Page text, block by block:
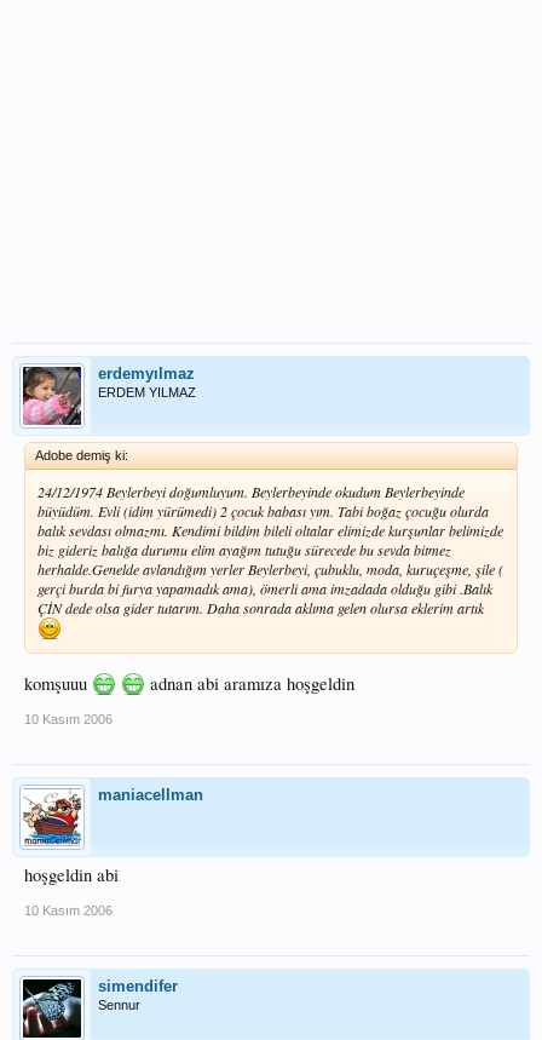
erdemyılmaz
ERDEM YILMAZ
Adobe demiş ki:
24/12/1974 Beylerbeyi doğumluyum. Beylerbeyinde okudum Beylerbeyinde
büyüdüm. Evli (idim yürümedi) 2 çocuk babası yım. Tabi boğaz çocuğu olurda
balık sevdası olmazmı. Kendimi bildim bileli oltalar elimizde kurşunlar belimizde
biz gideriz balığa durumu elim ayağım tutuğu sürecede bu sevda bitmez
herhalde.Genelde avlandığım yerler Beylerbeyi, çubuklu, moda, kuruçeşme, şile (
gerçi burda bi furya yapamadık ama), ömerli ama imzadada olduğu gibi .Balık
ÇİN dede olsa gider tutarım. Daha sonrada aklıma gelen olursa eklerim artık
komşuuu adnan abi aramıza hoşgeldin
10 Kasım 2006
maniacellman
hoşgeldin abi
10 Kasım 2006
simendifer
Sennur